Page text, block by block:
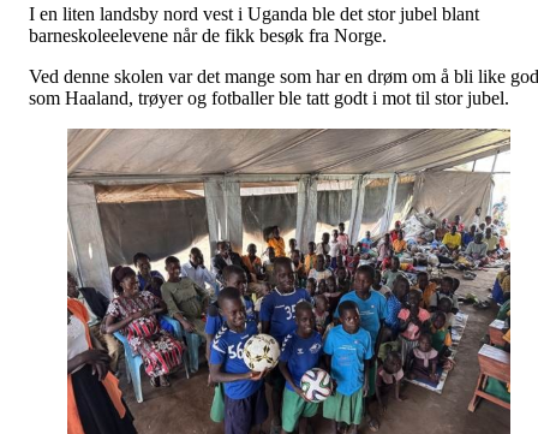
I en liten landsby nord vest i Uganda ble det stor jubel blant
barneskoleelevene når de fikk besøk fra Norge.
Ved denne skolen var det mange som har en drøm om å bli like god
som Haaland, trøyer og fotballer ble tatt godt i mot til stor jubel.